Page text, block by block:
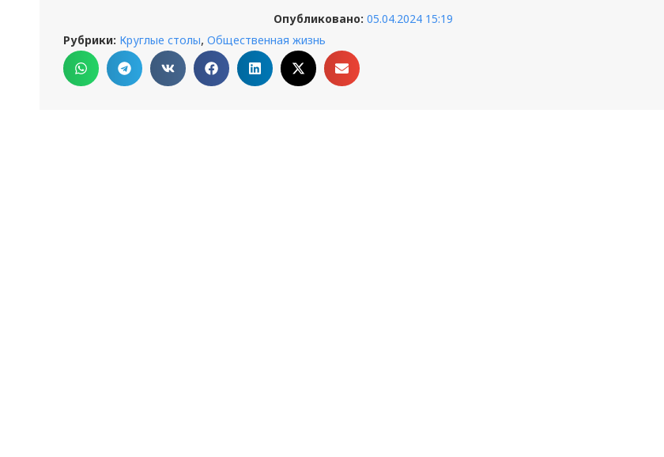
Опубликовано: 05.04.2024 15:19
Рубрики: Круглые столы, Общественная жизнь